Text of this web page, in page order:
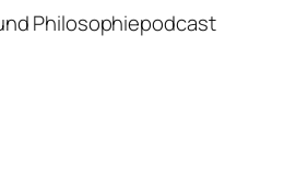
Philosophiepodcast